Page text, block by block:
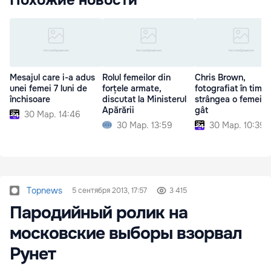
Mesajul care i-a adus
unei femei 7 luni de
închisoare
30 Мар. 14:46
Rolul femeilor din
forțele armate,
discutat la Ministerul
Apărării
30 Мар. 13:59
Chris Brown,
fotografiat în timp
strângea o femeie
gât
30 Мар. 10:39
Topnews 5 сентября 2013, 17:57 3 415
Пародийный ролик на
московские выборы взорвал
Рунет